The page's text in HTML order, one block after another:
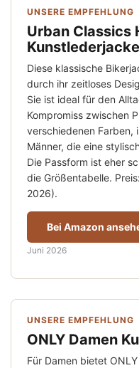
UNSERE EMPFEHLUNG
Urban Classics
Kunstlederjacke
Diese klassische
durch ihr zeitloses
Sie ist ideal für den
Kompromiss zwischen
verschiedenen Farben,
Männer, die eine
Die Passform ist eher
die Größentabelle.
2026).
Bei Amazon
Juni 2026
UNSERE EMPFEHLUNG
ONLY Damen
Für Damen bietet